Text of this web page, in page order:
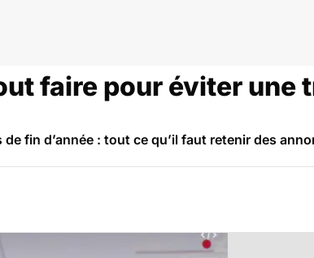
faire pour éviter une
fin d’année : tout ce qu’il faut retenir des